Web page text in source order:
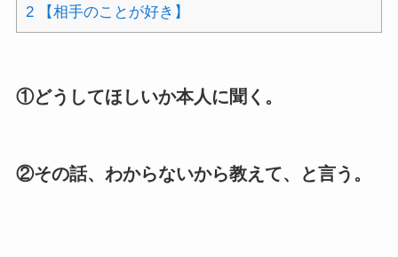
2【相手のことが好き】
①どうしてほしいか本人に聞く。
②その話、わからないから教えて、と言う。